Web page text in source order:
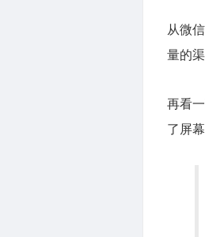
从微
量的
再看
了屏幕